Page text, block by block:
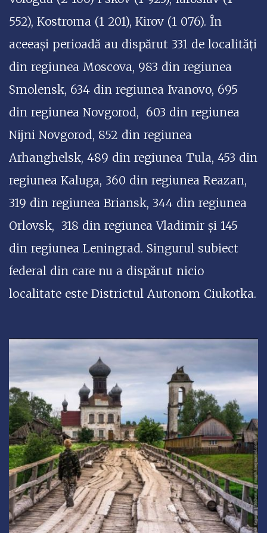
552), Kostroma (1 201), Kirov (1 076). În
aceeași perioadă au dispărut 331 de localități
din regiunea Moscova, 983 din regiunea
Smolensk, 634 din regiunea Ivanovo, 695
din regiunea Novgorod, 603 din regiunea
Nijni Novgorod, 852 din regiunea
Arhanghelsk, 489 din regiunea Tula, 453 din
regiunea Kaluga, 360 din regiunea Reazan,
319 din regiunea Briansk, 344 din regiunea
Orlovsk, 318 din regiunea Vladimir și 145
din regiunea Leningrad. Singurul subiect
federal din care nu a dispărut nicio
localitate este Districtul Autonom Ciukotka.